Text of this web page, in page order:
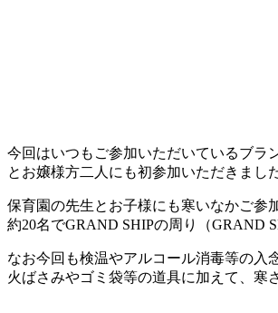
今回はいつもご参加いただいているブラ
とお嬢様方二人にも初参加いただきまし
保育園の先生とお子様にも寒いなかご参
約20名でGRAND SHIPの周り（GRAND
なお今回も検温やアルコール消毒等の入
火ばさみやゴミ袋等の道具に加えて、寒